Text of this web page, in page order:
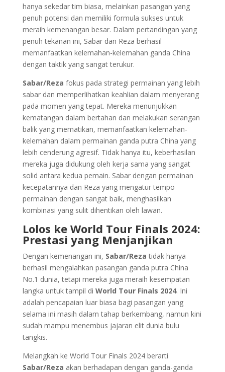
hanya sekedar tim biasa, melainkan pasangan yang
penuh potensi dan memiliki formula sukses untuk
meraih kemenangan besar. Dalam pertandingan yang
penuh tekanan ini, Sabar dan Reza berhasil
memanfaatkan kelemahan-kelemahan ganda China
dengan taktik yang sangat terukur.
Sabar/Reza fokus pada strategi permainan yang lebih
sabar dan memperlihatkan keahlian dalam menyerang
pada momen yang tepat. Mereka menunjukkan
kematangan dalam bertahan dan melakukan serangan
balik yang mematikan, memanfaatkan kelemahan-
kelemahan dalam permainan ganda putra China yang
lebih cenderung agresif. Tidak hanya itu, keberhasilan
mereka juga didukung oleh kerja sama yang sangat
solid antara kedua pemain. Sabar dengan permainan
kecepatannya dan Reza yang mengatur tempo
permainan dengan sangat baik, menghasilkan
kombinasi yang sulit dihentikan oleh lawan.
Lolos ke World Tour Finals 2024:
Prestasi yang Menjanjikan
Dengan kemenangan ini, Sabar/Reza tidak hanya
berhasil mengalahkan pasangan ganda putra China
No.1 dunia, tetapi mereka juga meraih kesempatan
langka untuk tampil di World Tour Finals 2024. Ini
adalah pencapaian luar biasa bagi pasangan yang
selama ini masih dalam tahap berkembang, namun kini
sudah mampu menembus jajaran elit dunia bulu
tangkis.
Melangkah ke World Tour Finals 2024 berarti
Sabar/Reza akan berhadapan dengan ganda-ganda